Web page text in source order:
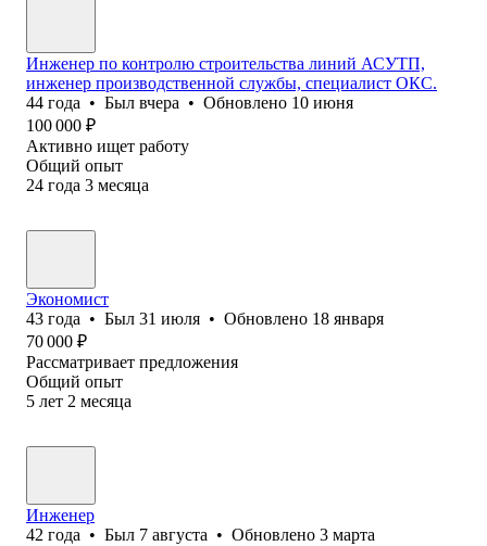
Инженер по контролю строительства линий АСУТП,
инженер производственной службы, специалист ОКС.
44 года • Был вчера • Обновлено 10 июня
100 000 ₽
Активно ищет работу
Общий опыт
24 года 3 месяца
Экономист
43 года • Был 31 июля • Обновлено 18 января
70 000 ₽
Рассматривает предложения
Общий опыт
5 лет 2 месяца
Инженер
42 года • Был 7 августа • Обновлено 3 марта